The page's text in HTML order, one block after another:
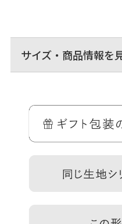
サイズ・商品情報を
＞納期についてのご案内
（INVISTA）社の登録商標で